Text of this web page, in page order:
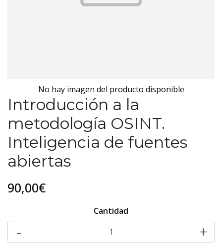
No hay imagen del producto disponible
Introducción a la
metodología OSINT.
Inteligencia de fuentes
abiertas
90,00€
Cantidad
- +